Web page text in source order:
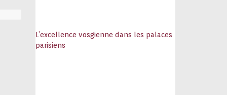
L’excellence vosgienne dans les palaces
parisiens